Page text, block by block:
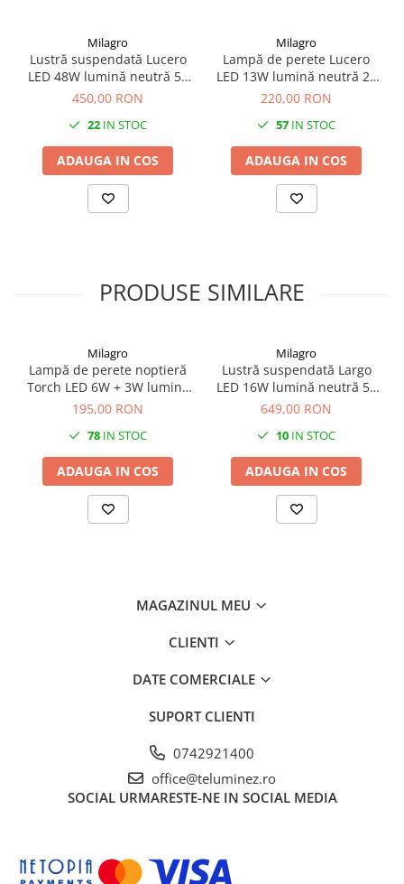
Milagro
Lustră suspendată Lucero
LED 48W lumină neutră 50
cm auriu
450,00 RON
22 IN STOC
ADAUGA IN COS
Milagro
Lampă de perete Lucero
LED 13W lumină neutră 23
cm auriu
220,00 RON
57 IN STOC
ADAUGA IN COS
PRODUSE SIMILARE
Milagro
Lampă de perete noptieră
Torch LED 6W + 3W lumină
neutră 55 cm negru
195,00 RON
78 IN STOC
ADAUGA IN COS
Milagro
Lustră suspendată Largo
LED 16W lumină neutră 50
cm auriu
649,00 RON
10 IN STOC
ADAUGA IN COS
MAGAZINUL MEU
CLIENTI
DATE COMERCIALE
SUPORT CLIENTI
0742921400
office@teluminez.ro
SOCIAL URMARESTE-NE IN SOCIAL MEDIA